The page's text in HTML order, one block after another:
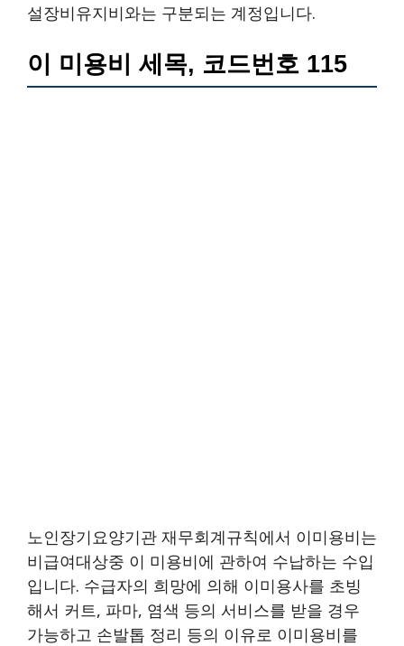
설장비유지비와는 구분되는 계정입니다.
이 미용비 세목, 코드번호 115
노인장기요양기관 재무회계규칙에서 이미용비는
비급여대상중 이 미용비에 관하여 수납하는 수입
입니다. 수급자의 희망에 의해 이미용사를 초빙
해서 커트, 파마, 염색 등의 서비스를 받을 경우
가능하고 손발톱 정리 등의 이유로 이미용비를